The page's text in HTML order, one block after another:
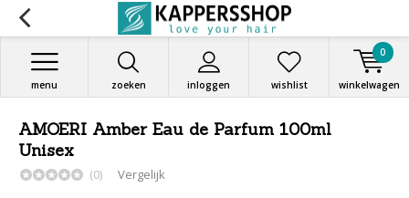
zoeken inloggen
menu wishlist winkelwagen
0
AMOERI Amber Eau de Parfum 100ml
Unisex
(0) Vergelijk